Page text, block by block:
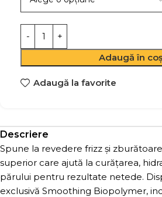
Adaugă în
Adaugă la favorite
Descriere
Spune la revedere frizz și
superior care ajută la curățarea,
părului pentru rezultate netede.
exclusivă Smoothing Biopolymer,